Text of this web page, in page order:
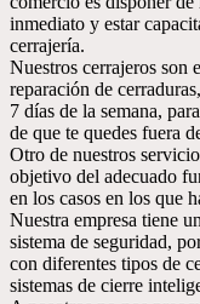
inmediato y estar
cerrajería.
Nuestros cerrajeros son
reparación de
7 días de la semana,
de que te quedes fuera
Otro de nuestros
objetivo del adecuado
en los casos en los que
Nuestra empresa tiene
sistema de seguridad,
con diferentes tipos de
sistemas de cierre